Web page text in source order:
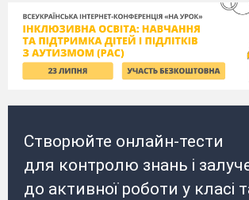
Створюйте онлайн-тести
для контролю знань і
до активної роботи у класі